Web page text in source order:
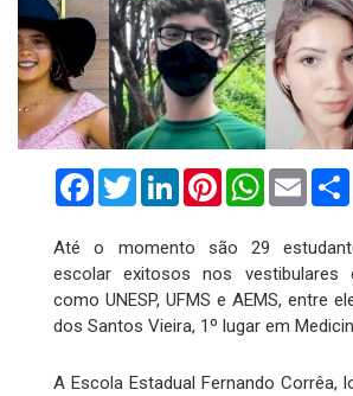
FacebookTwitterLinkedInPinterestWhatsApp
Email
Até o momento são 29
escolar exitosos nos vestibulares
como UNESP, UFMS e AEMS, entre
dos Santos Vieira, 1º lugar em
A Escola Estadual Fernando Corrêa,